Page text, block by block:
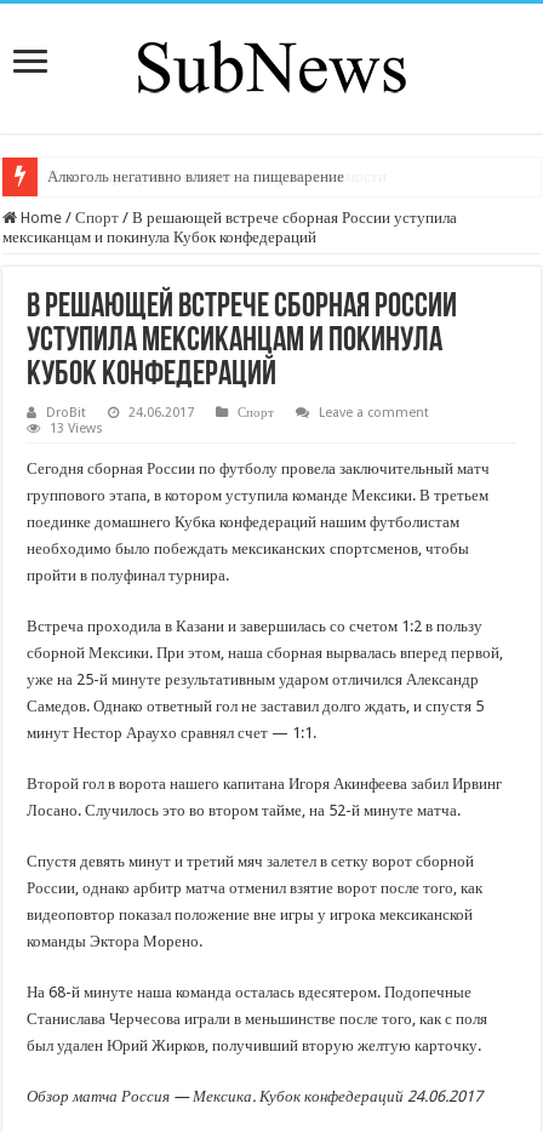
Ученые придумали вакцину от наркозависимости
Алкоголь негативно влияет на пищеварение
Home / Спорт / В решающей встрече сборная России уступила
мексиканцам и покинула Кубок конфедераций
В решающей встрече сборная России
уступила мексиканцам и покинула
Кубок конфедераций
DroBit 24.06.2017 Спорт
Leave a comment
13 Views
Сегодня сборная России по футболу провела заключительный матч
группового этапа, в котором уступила команде Мексики. В третьем
поединке домашнего Кубка конфедераций нашим футболистам
необходимо было побеждать мексиканских спортсменов, чтобы
пройти в полуфинал турнира.
Встреча проходила в Казани и завершилась со счетом 1:2 в пользу
сборной Мексики. При этом, наша сборная вырвалась вперед первой,
уже на 25-й минуте результативным ударом отличился Александр
Самедов. Однако ответный гол не заставил долго ждать, и спустя 5
минут Нестор Араухо сравнял счет — 1:1.
Второй гол в ворота нашего капитана Игоря Акинфеева забил Ирвинг
Лосано. Случилось это во втором тайме, на 52-й минуте матча.
Спустя девять минут и третий мяч залетел в сетку ворот сборной
России, однако арбитр матча отменил взятие ворот после того, как
видеоповтор показал положение вне игры у игрока мексиканской
команды Эктора Морено.
На 68-й минуте наша команда осталась вдесятером. Подопечные
Станислава Черчесова играли в меньшинстве после того, как с поля
был удален Юрий Жирков, получивший вторую желтую карточку.
Обзор матча Россия — Мексика. Кубок конфедераций 24.06.2017